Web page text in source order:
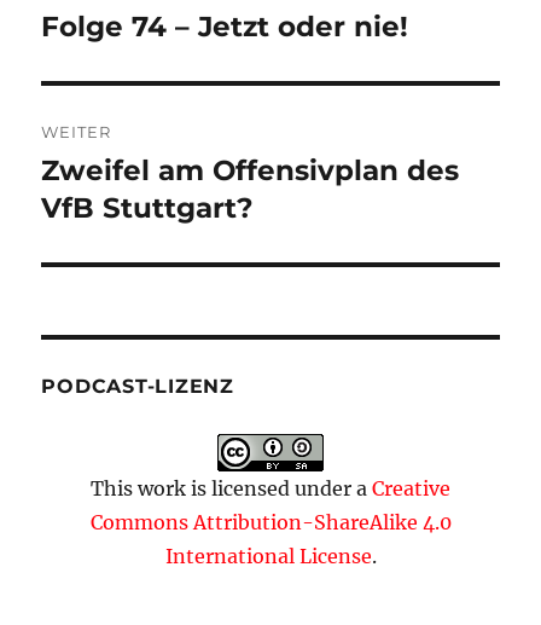
Vorheriger
Folge 74 – Jetzt oder nie!
WEITER
Nächster
Beitrag:
Zweifel am Offensivplan des
VfB Stuttgart?
PODCAST-LIZENZ
This work is licensed under a Creative
Commons Attribution-ShareAlike 4.0
International License.